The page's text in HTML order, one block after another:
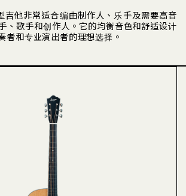
吉他非常适合编曲制作人、乐手及需要高音
、歌手和创作人。它的均衡音色和舒适设计
者和专业演出者的理想选择。